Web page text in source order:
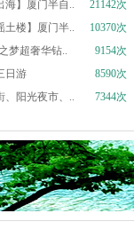
海】厦门半自..
21142次
土楼】厦门半..
10370次
梦超奢华钻..
9154次
日游
8590次
、阳光夜市、.. 7344次